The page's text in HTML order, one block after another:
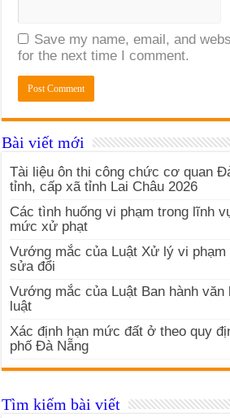
Save my name, email, and
for the next time I comment.
Bài viết mới
Tài liệu ôn thi công chức cơ quan
tỉnh, cấp xã tỉnh Lai Châu 2026
Các tình huống vi phạm trong lĩnh
mức xử phạt
Vướng mắc của Luật Xử lý vi phạm
sửa đổi
Vướng mắc của Luật Ban hành văn
luật
Xác định hạn mức đất ở theo quy
phố Đà Nẵng
Tìm kiếm bài viết